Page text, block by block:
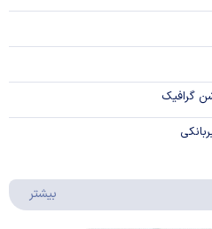
گرافیک
بیشتر